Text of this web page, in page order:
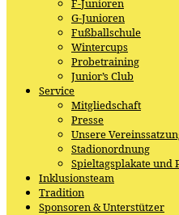
F-Junioren
G-Junioren
Fußballschule
Wintercups
Probetraining
Junior’s Club
Service
Mitgliedschaft
Presse
Unsere
Stadionordnung
Spieltagsplakate und
Inklusionsteam
Tradition
Sponsoren & Unterstützer